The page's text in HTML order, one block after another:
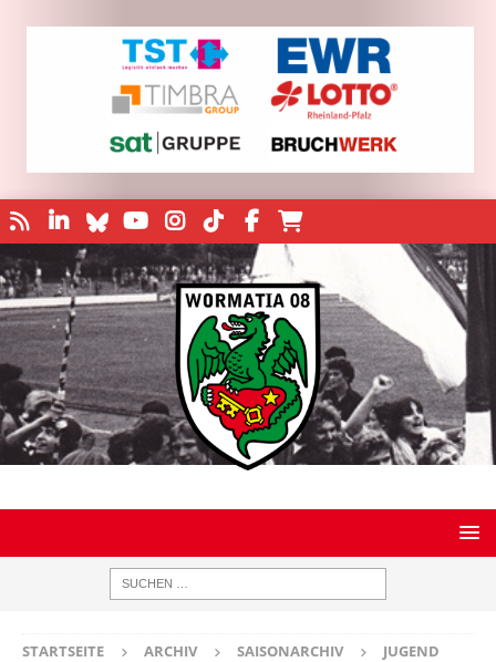
STARTSEITE ARCHIV SAISONARCHIV
JUGEND